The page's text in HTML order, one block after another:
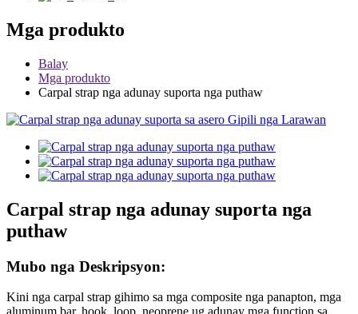
Mga produkto
Balay
Mga produkto
Carpal strap nga adunay suporta nga puthaw
Carpal strap nga adunay suporta nga
puthaw
Mubo nga Deskripsyon:
Kini nga carpal strap gihimo sa mga composite nga panapton, mga